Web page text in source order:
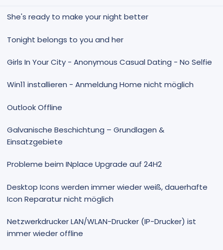
She's ready to make your night better
Tonight belongs to you and her
Girls In Your City - Anonymous Casual Dating - No Selfie
Win11 installieren - Anmeldung Home nicht möglich
Outlook Offline
Galvanische Beschichtung – Grundlagen &
Einsatzgebiete
Probleme beim INplace Upgrade auf 24H2
Desktop Icons werden immer wieder weiß, dauerhafte
Icon Reparatur nicht möglich
Netzwerkdrucker LAN/WLAN-Drucker (IP-Drucker) ist
immer wieder offline